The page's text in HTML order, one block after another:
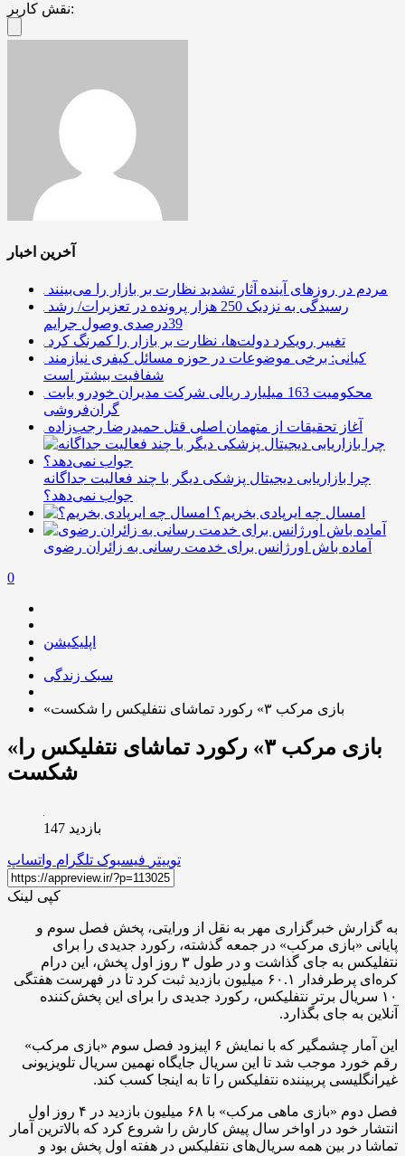
نقش کاربر:
آخرین اخبار
مردم در روزهای آینده آثار تشدید نظارت بر بازار را می‌بینند
رسیدگی به نزدیک 250 هزار پرونده در تعزیرات/ رشد
39درصدی وصول جرایم
تغییر رویکرد دولت‌ها، نظارت بر بازار را کمرنگ کرد
کیانی: برخی موضوعات در حوزه مسائل کیفری نیازمند
شفافیت بیشتر است
محکومیت 163 میلیارد ریالی شرکت مدیران خودرو بابت
گران‌فروشی
آغاز تحقیقات از متهمان اصلی قتل حمیدرضا رجب‌زاده
چرا بازاریابی دیجیتال پزشکی دیگر با چند فعالیت جداگانه
جواب نمی‌دهد؟
امسال چه ایرپادی بخریم؟
آماده باش اورژانس برای خدمت رسانی به زائران رضوی
0
اپلیکیشن
سبک زندگی
«بازی مرکب ۳» رکورد تماشای نتفلیکس را شکست
«بازی مرکب ۳» رکورد تماشای نتفلیکس را
شکست
بازدید 147
توییتر فیسبوک تلگرام واتساپ
کپی لینک
به گزارش خبرگزاری مهر به نقل از ورایتی، پخش فصل سوم و
پایانی «بازی مرکب» در جمعه گذشته، رکورد جدیدی را برای
نتفلیکس به جای گذاشت و در طول ۳ روز اول پخش، این درام
کره‌ای پرطرفدار ۶۰.۱ میلیون بازدید ثبت کرد تا در فهرست هفتگی
۱۰ سریال برتر نتفلیکس، رکورد جدیدی را برای این پخش‌کننده
آنلاین به جای بگذارد.
این آمار چشمگیر که با نمایش ۶ اپیزود فصل سوم «بازی مرکب»
رقم خورد موجب شد تا این سریال جایگاه نهمین سریال تلویزیونی
غیرانگلیسی پربیننده نتفلیکس را تا به اینجا کسب کند.
فصل دوم «بازی ماهی مرکب» با ۶۸ میلیون بازدید در ۴ روز اول
انتشار خود در اواخر سال پیش کارش را شروع کرد که بالاترین آمار
تماشا در بین همه سریال‌های نتفلیکس در هفته اول پخش بود و